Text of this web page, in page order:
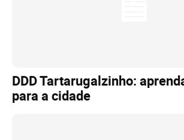
DDD Tartarugalzinho:
para a cidade